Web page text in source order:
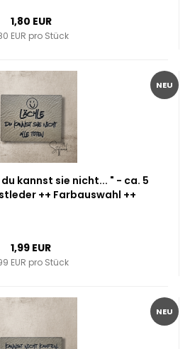
1,80 EUR
EUR pro Stück
NEU
kannst sie nicht... " - ca. 5
++ Farbauswahl ++
1,99 EUR
EUR pro Stück
NEU